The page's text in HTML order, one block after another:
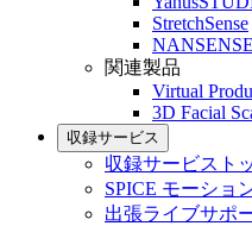
StretchSense
NANSENSE
関連製品
Virtual
3D Facial
収録サービス
収録サービスト
SPICE モーショ
出張ライブサポ